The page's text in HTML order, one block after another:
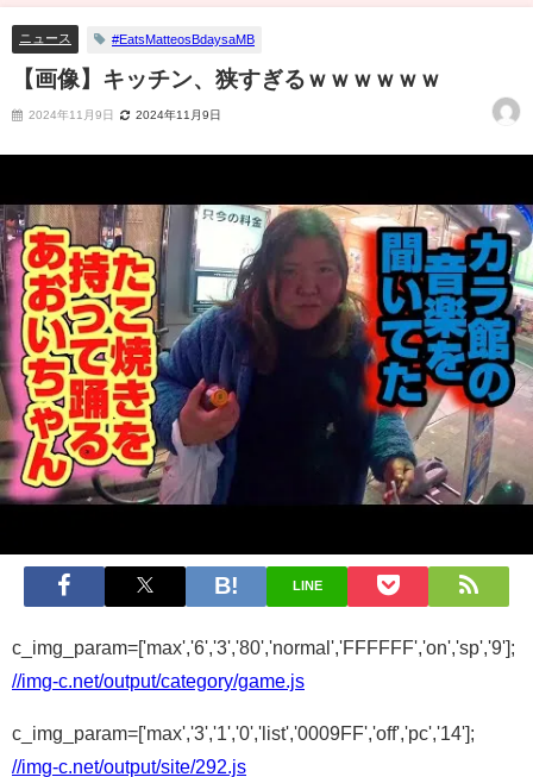
ニュース #EatsMatteosBdaysaMB
【画像】キッチン、狭すぎるｗｗｗｗｗｗ
2024年11月9日 2024年11月9日
LINE
c_img_param=['max','6','3','80','normal','FFFFFF','on','sp','9'];
//img-c.net/output/category/game.js
c_img_param=['max','3','1','0','list','0009FF','off','pc','14'];
//img-c.net/output/site/292.js